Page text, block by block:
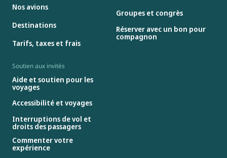
Nos avions
Destinations
Tarifs, taxes et frais
Groupes et congrès
Réserver avec un bon pour
compagnon
Soutien aux invités
Aide et soutien pour les
voyages
Accessibilité et voyages
Interruptions de vol et
droits des passagers
Commenter votre
expérience